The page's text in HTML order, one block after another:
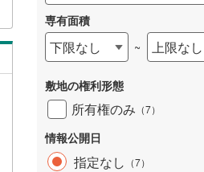
専有面積
下限なし ~ 上限なし
敷地の権利形態
所有権のみ （7）
情報公開日
指定なし （7）